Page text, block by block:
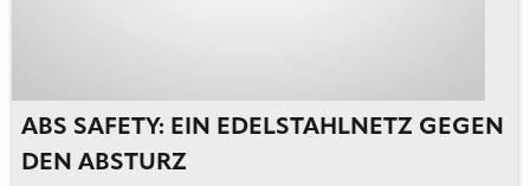
ABS SAFETY: EIN EDELSTAHLNETZ GEGEN
DEN ABSTURZ